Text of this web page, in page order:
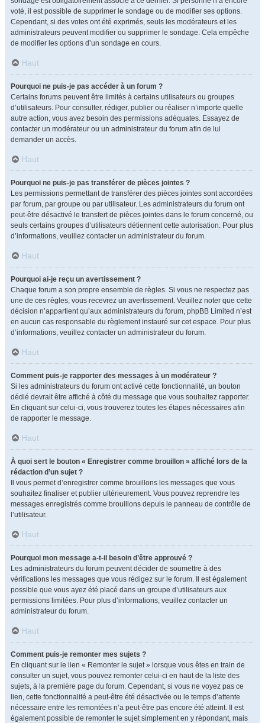
voté, il est possible de supprimer le sondage ou de modifier ses options.
Cependant, si des votes ont été exprimés, seuls les modérateurs et les
administrateurs peuvent modifier ou supprimer le sondage. Cela empêche
de modifier les options d’un sondage en cours.
Haut
Pourquoi ne puis-je pas accéder à un forum ?
Certains forums peuvent être limités à certains utilisateurs ou groupes
d’utilisateurs. Pour consulter, rédiger, publier ou réaliser n’importe quelle
autre action, vous avez besoin des permissions adéquates. Essayez de
contacter un modérateur ou un administrateur du forum afin de lui
demander un accès.
Haut
Pourquoi ne puis-je pas transférer de pièces jointes ?
Les permissions permettant de transférer des pièces jointes sont accordées
par forum, par groupe ou par utilisateur. Les administrateurs du forum ont
peut-être désactivé le transfert de pièces jointes dans le forum concerné, ou
seuls certains groupes d’utilisateurs détiennent cette autorisation. Pour plus
d’informations, veuillez contacter un administrateur du forum.
Haut
Pourquoi ai-je reçu un avertissement ?
Chaque forum a son propre ensemble de règles. Si vous ne respectez pas
une de ces règles, vous recevrez un avertissement. Veuillez noter que cette
décision n’appartient qu’aux administrateurs du forum, phpBB Limited n’est
en aucun cas responsable du règlement instauré sur cet espace. Pour plus
d’informations, veuillez contacter un administrateur du forum.
Haut
Comment puis-je rapporter des messages à un modérateur ?
Si les administrateurs du forum ont activé cette fonctionnalité, un bouton
dédié devrait être affiché à côté du message que vous souhaitez rapporter.
En cliquant sur celui-ci, vous trouverez toutes les étapes nécessaires afin
de rapporter le message.
Haut
À quoi sert le bouton « Enregistrer comme brouillon » affiché lors de la
rédaction d’un sujet ?
Il vous permet d’enregistrer comme brouillons les messages que vous
souhaitez finaliser et publier ultérieurement. Vous pouvez reprendre les
messages enregistrés comme brouillons depuis le panneau de contrôle de
l’utilisateur.
Haut
Pourquoi mon message a-t-il besoin d’être approuvé ?
Les administrateurs du forum peuvent décider de soumettre à des
vérifications les messages que vous rédigez sur le forum. Il est également
possible que vous ayez été placé dans un groupe d’utilisateurs aux
permissions limitées. Pour plus d’informations, veuillez contacter un
administrateur du forum.
Haut
Comment puis-je remonter mes sujets ?
En cliquant sur le lien « Remonter le sujet » lorsque vous êtes en train de
consulter un sujet, vous pouvez remonter celui-ci en haut de la liste des
sujets, à la première page du forum. Cependant, si vous ne voyez pas ce
lien, cette fonctionnalité a peut-être été désactivée ou le temps d’attente
nécessaire entre les remontées n’a peut-être pas encore été atteint. Il est
également possible de remonter le sujet simplement en y répondant, mais